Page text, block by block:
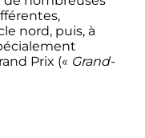
nord, puis, à
Prix (« Grand-